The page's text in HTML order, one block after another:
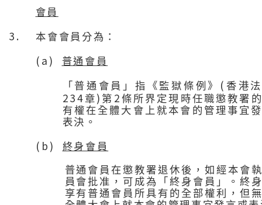
會員
3.本會會員分為：
(a) 普通會員
「普通會員」指《監獄條例》 ( 香港
234章 ) 第 2 條所界定現時任職懲教署
有權在全體大會上就本會的管理事宜
表決。
(b) 終身會員
普通會員在懲教署退休後，如經本會
員會批准，可成為「終身會員」。終
享有普通會員所具有的全部權利，但